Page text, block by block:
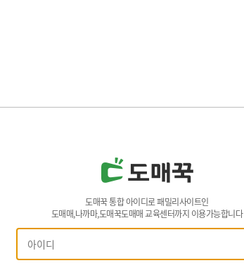
도매꾹 통합 아이디로 패밀리사이트인
도매매,나까마,도매꾹도매매 교육센터까지 이용가능합니다